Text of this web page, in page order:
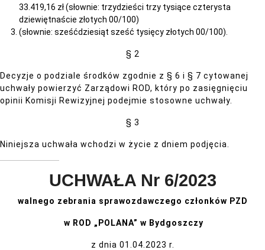
33.419,16 zł (słownie: trzydzieści trzy tysiące czterysta
dziewiętnaście złotych 00/100)
(słownie: sześćdziesiąt sześć tysięcy złotych 00/100).
§ 2
Decyzje o podziale środków zgodnie z § 6 i § 7 cytowanej
uchwały powierzyć Zarządowi ROD, który po zasięgnięciu
opinii Komisji Rewizyjnej podejmie stosowne uchwały.
§ 3
Niniejsza uchwała wchodzi w życie z dniem podjęcia.
UCHWAŁA Nr 6/2023
walnego zebrania sprawozdawczego członków PZD
w ROD „POLANA” w Bydgoszczy
z dnia 01.04.2023 r.